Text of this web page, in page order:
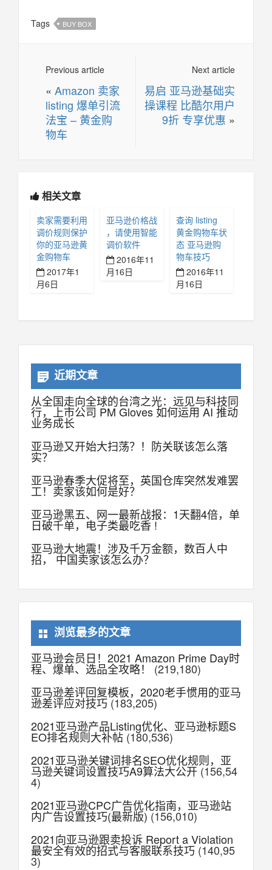
Tags BUY BOX
Next article
易启 亚马逊基础实
操课程 比酷尔用户
9折 专享优惠 »
Previous article
« Amazon 卖家
listing 爆单引流
法宝 – 黄金购
物车
相关文章
卖家需要利用
调价规则保护
你的亚马逊黄
金购物车
2017年1
月6日
亚马逊价格战
，请使用智能
调价软件
2016年11
月16日
查询 listing
黄金购物车状
态 亚马逊购
物车技巧
2016年11
月16日
近期文章
从全国走向全球的台湾之光：远见与科技同
行，上市公司 PM Gloves 如何运用 AI 推动
业务成长
亚马逊又开始大扫荡？！防关联该怎么落
实？
亚马逊春季大促将至，英国仓库突然发难罢
工！卖家该如何是好？
亚马逊黑五、网一最新战报：1天翻4倍，单
日破千单，电子类最吃香 !
亚马逊大地震！涉及千万金额，数百人中
招， 中国卖家该怎么办？
浏览最多的文章
亚马逊会员日！2021 Amazon Prime Day时
程、爆单、选品全攻略！
(219,180)
亚马逊差评回复模板，2020老手惯用的亚马
逊差评应对技巧(183,205)
2021亚马逊产品Listing优化、亚马逊标题S
EO排名规则大补帖 (180,536)
2021亚马逊关键词排名SEO优化规则，亚
马逊关键词设置技巧A9算法大公开(156,54
4)
2021亚马逊CPC广告优化指南，亚马逊站
内广告设置技巧(最新版)(156,010)
2021向亚马逊跟卖投诉 Report a Violation
最安全有效的招式与客服联系技巧 (140,95
3)